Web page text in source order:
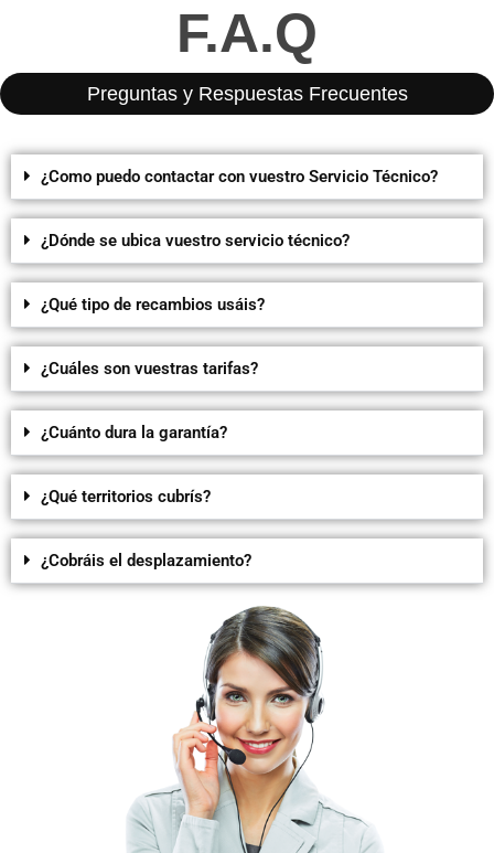
F.A.Q
Preguntas y Respuestas Frecuentes
¿Como puedo contactar con vuestro Servicio Técnico?
¿Dónde se ubica vuestro servicio técnico?
¿Qué tipo de recambios usáis?
¿Cuáles son vuestras tarifas?
¿Cuánto dura la garantía?
¿Qué territorios cubrís?
¿Cobráis el desplazamiento?